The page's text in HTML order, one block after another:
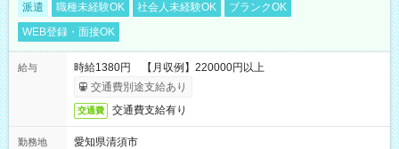
派遣 職種未経験OK 社会人未経験OK
ブランクOK
WEB登録・面接OK
給与
時給1380円 【月収例】220000円以上
交通費別途支給あり
交通費 交通費支給有り
勤務地
愛知県清須市